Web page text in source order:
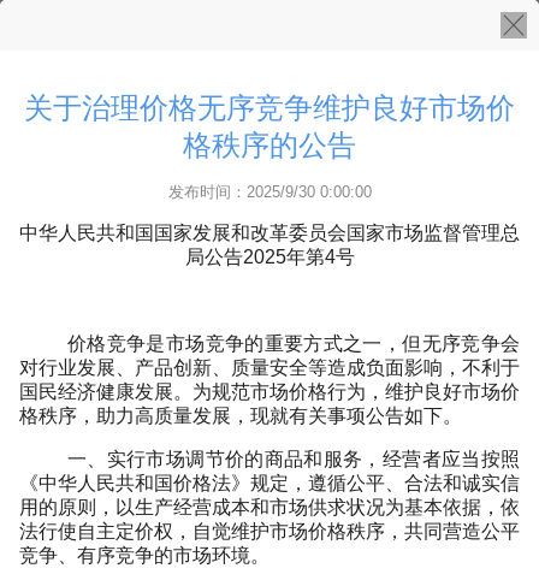
关于治理价格无序竞争维护良好市场价
格秩序的公告
发布时间：2025/9/30 0:00:00
中华人民共和国国家发展和改革委员会国家市场监督管理总
局公告2025年第4号
价格竞争是市场竞争的重要方式之一，但无序竞争会
对行业发展、产品创新、质量安全等造成负面影响，不利于
国民经济健康发展。为规范市场价格行为，维护良好市场价
格秩序，助力高质量发展，现就有关事项公告如下。
一、实行市场调节价的商品和服务，经营者应当按照
《中华人民共和国价格法》规定，遵循公平、合法和诚实信
用的原则，以生产经营成本和市场供求状况为基本依据，依
法行使自主定价权，自觉维护市场价格秩序，共同营造公平
竞争、有序竞争的市场环境。